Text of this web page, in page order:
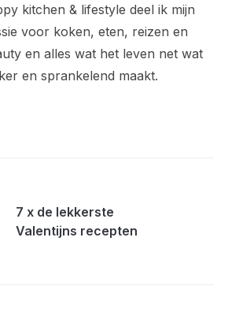
kitchen & lifestyle deel ik mijn
voor koken, eten, reizen en
en alles wat het leven net wat
en sprankelend maakt.
7 x de lekkerste
Valentijns recepten